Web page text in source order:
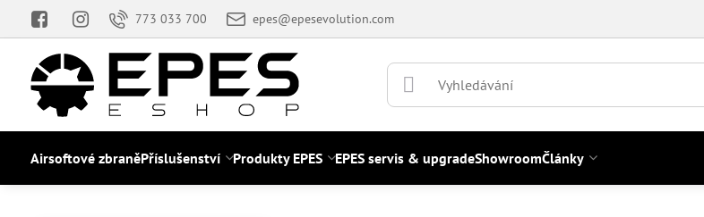
773 033 700 epes@epesevolution.com
Airsoftové zbraněPříslušenství Produkty EPES EPES servis & upgradeShowroomČlánky